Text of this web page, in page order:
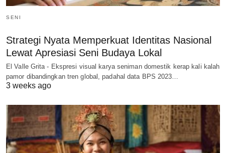
SENI
Strategi Nyata Memperkuat Identitas Nasional
Lewat Apresiasi Seni Budaya Lokal
El Valle Grita - Ekspresi visual karya seniman domestik kerap kali kalah
pamor dibandingkan tren global, padahal data BPS 2023…
3 weeks ago